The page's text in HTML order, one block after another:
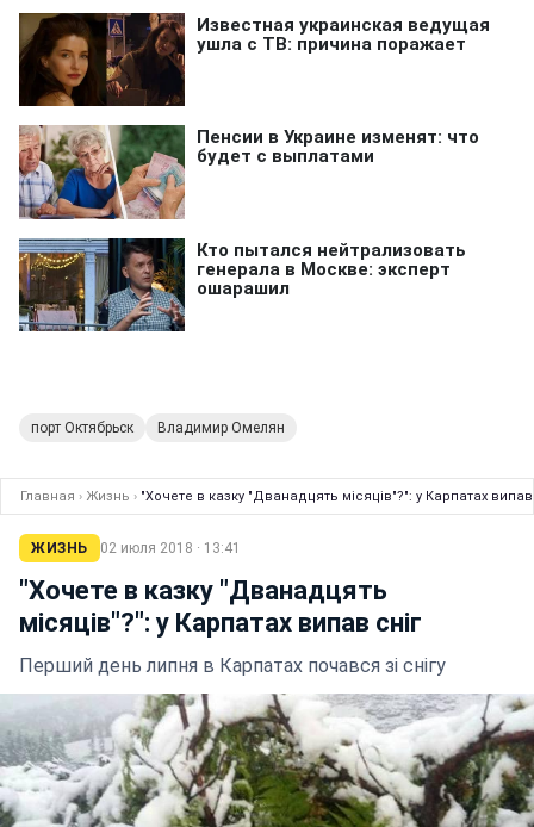
порт Октябрьск Владимир Омелян
Главная › Жизнь › "Хочете в казку "Дванадцять місяців"?": у Карпатах випав
ЖИЗНЬ 02 июля 2018 · 13:41
"Хочете в казку "Дванадцять
місяців"?": у Карпатах випав сніг
Перший день липня в Карпатах почався зі снігу